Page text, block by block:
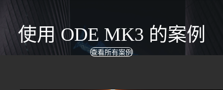
使用 ODE MK3 的案例
查看所有案例